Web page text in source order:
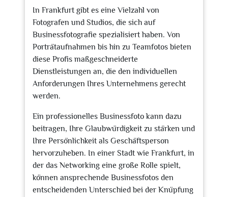
In Frankfurt gibt es eine Vielzahl von
Fotografen und Studios, die sich auf
Businessfotografie spezialisiert haben. Von
Porträtaufnahmen bis hin zu Teamfotos bieten
diese Profis maßgeschneiderte
Dienstleistungen an, die den individuellen
Anforderungen Ihres Unternehmens gerecht
werden.
Ein professionelles Businessfoto kann dazu
beitragen, Ihre Glaubwürdigkeit zu stärken und
Ihre Persönlichkeit als Geschäftsperson
hervorzuheben. In einer Stadt wie Frankfurt, in
der das Networking eine große Rolle spielt,
können ansprechende Businessfotos den
entscheidenden Unterschied bei der Knüpfung